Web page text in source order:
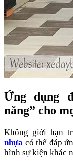
Ứng dụng
năng” cho
Không giới hạn
nhựa có thể đáp
hình sự kiện khác